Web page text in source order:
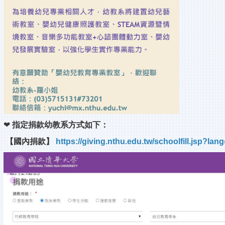
❤ 指定捐款幼教系方式如下：
【國內捐款】
https://giving.nthu.edu.tw/